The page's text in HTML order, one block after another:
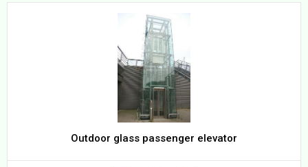
Outdoor glass passenger elevator